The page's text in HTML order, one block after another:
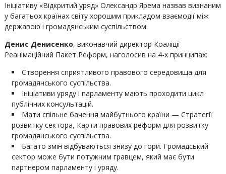
Ініціативу «Відкритий уряд» Олександр Ярема назвав визнаним
у багатьох країнах світу хорошим прикладом взаємодії між
державою і громадянським суспільством.
Денис Денисенко, виконавчий директор Коаліції
Реанімаційний Пакет Реформ, наголосив на 4-х принципах:
Створення сприятливого правового середовища для
громадянського суспільства.
Ініціативи уряду і парламенту мають проходити цикл
публічних консультацій.
Мати спільне бачення майбутнього країни — Стратегії
розвитку сектора, Карти правових реформ для розвитку
громадянського суспільства.
Багато змін відбуваються знизу до гори. Громадський
сектор може бути потужним гравцем, який має бути
партнером парламенту і уряду.